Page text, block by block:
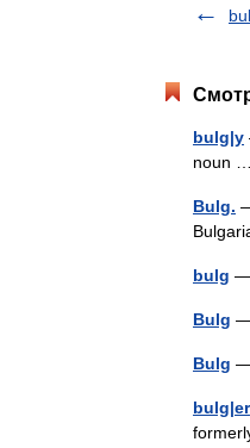
bul
bulg|y
noun
Bulg.
bulg —
Bulg —
Bulg —
bulg|er